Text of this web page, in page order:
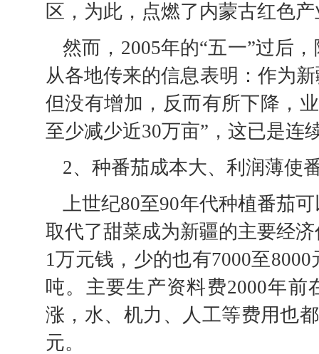
区，为此，点燃了内蒙古红色
然而，2005年的“五一”过后
从各地传来的信息表明：作为
但没有增加，反而有所下降，
至少减少近30万亩”，这已是连
2、种番茄成本大、利润薄使
上世纪80至90年代种植番茄
取代了甜菜成为新疆的主要经
1万元钱，少的也有7000至
吨。主要生产资料费2000年
涨，水、机力、人工等费用也
元。